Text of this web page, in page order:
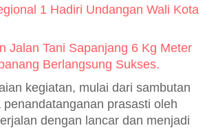
1 Hadiri Undangan Wali Kota
Jalan Tani Sapanjang 6 Kg Meter
Berlangsung Sukses.
kegiatan, mulai dari sambutan
penandatanganan prasasti oleh
dengan lancar dan menjadi